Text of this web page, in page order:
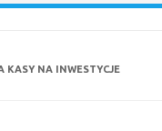
KASY NA INWESTYCJE